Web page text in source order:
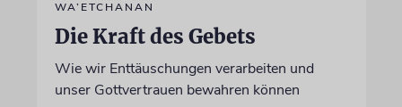
WA’ETCHANAN
Die Kraft des Gebets
Wie wir Enttäuschungen verarbeiten und
unser Gottvertrauen bewahren können